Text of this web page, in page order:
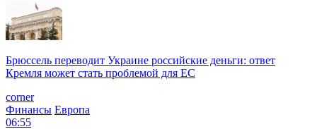
Брюссель переводит Украине российские деньги: ответ
Кремля может стать проблемой для EC
corner
Финансы Европа
06:55